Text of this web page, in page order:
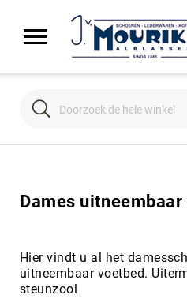
Search
Dames uitneembaar
Hier vindt u al het
uitneembaar voetbed.
steunzool